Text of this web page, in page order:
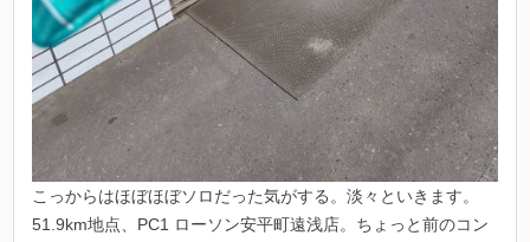
こっからはほぼほぼソロだった気がする。淡々といきます。
51.9km地点、PC1 ローソン安平町遠浅店。ちょっと前のコン